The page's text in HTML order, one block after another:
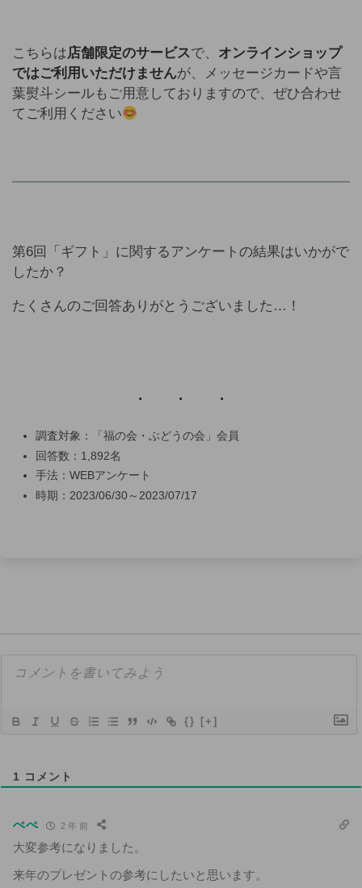
こちらは店舗限定のサービスで、 オンラインショップ
ではご利用いただけませんが、メッセージカードや言
葉熨斗シールもご用意しておりますので、ぜひ合わせ
てご利用ください
第6回「ギフト」に関するアンケートの結果はいかがで
したか？
たくさんのご回答ありがとうございました…！
調査対象：「福の会・ぶどうの会」会員
回答数：1,892名
手法：WEBアンケート
時期：2023/06/30～2023/07/17
{} [+]
1 コメント
ぺぺ 2 年 前
大変参考になりました。
来年のプレゼントの参考にしたいと思います。